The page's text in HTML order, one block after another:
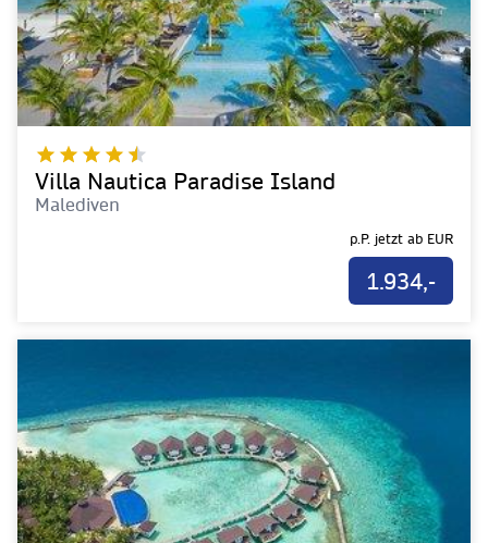
Villa Nautica Paradise Island
Malediven
p.P. jetzt ab EUR
1.934,-